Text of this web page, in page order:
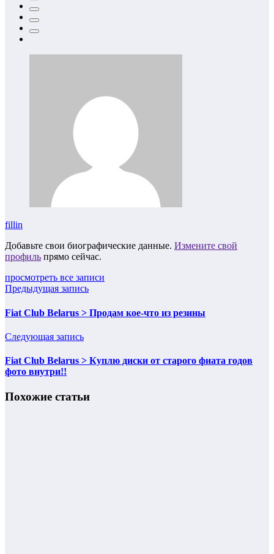
fillin
Добавьте свои биографические данные. Измените свой
профиль прямо сейчас.
просмотреть все записи
Предыдущая запись
Fiat Club Belarus > Продам кое-что из резины
Следующая запись
Fiat Club Belarus > Куплю диски от старого фиата годов
фото внутри!!
Похожие статьи